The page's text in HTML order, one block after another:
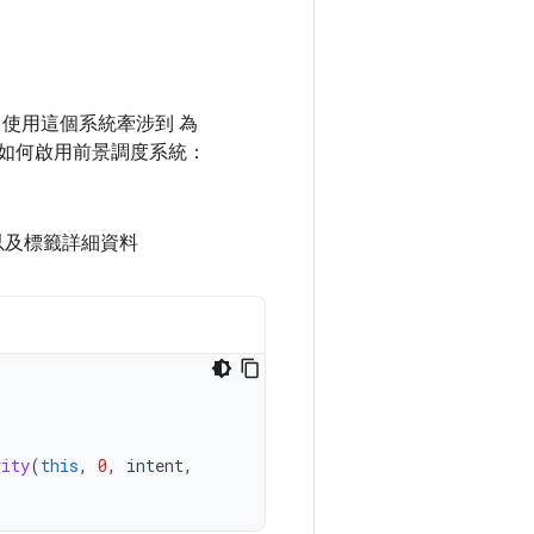
用這個系統牽涉到 為
何啟用前景調度系統：
標籤詳細資料
(this, 0, intent,